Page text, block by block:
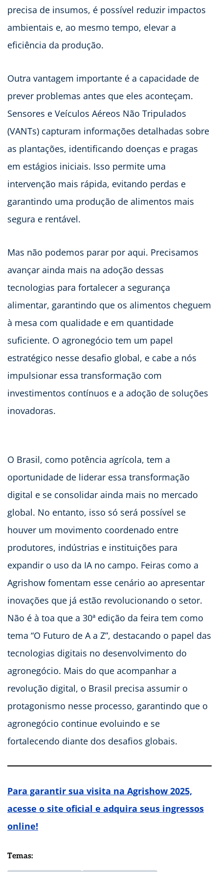
precisa de insumos, é possível reduzir impactos
ambientais e, ao mesmo tempo, elevar a
eficiência da produção.
Outra vantagem importante é a capacidade de
prever problemas antes que eles aconteçam.
Sensores e Veículos Aéreos Não Tripulados
(VANTs) capturam informações detalhadas sobre
as plantações, identificando doenças e pragas
em estágios iniciais. Isso permite uma
intervenção mais rápida, evitando perdas e
garantindo uma produção de alimentos mais
segura e rentável.
Mas não podemos parar por aqui. Precisamos
avançar ainda mais na adoção dessas
tecnologias para fortalecer a segurança
alimentar, garantindo que os alimentos cheguem
à mesa com qualidade e em quantidade
suficiente. O agronegócio tem um papel
estratégico nesse desafio global, e cabe a nós
impulsionar essa transformação com
investimentos contínuos e a adoção de soluções
inovadoras.
O Brasil, como potência agrícola, tem a
oportunidade de liderar essa transformação
digital e se consolidar ainda mais no mercado
global. No entanto, isso só será possível se
houver um movimento coordenado entre
produtores, indústrias e instituições para
expandir o uso da IA no campo. Feiras como a
Agrishow fomentam esse cenário ao apresentar
inovações que já estão revolucionando o setor.
Não é à toa que a 30ª edição da feira tem como
tema “O Futuro de A a Z”, destacando o papel das
tecnologias digitais no desenvolvimento do
agronegócio. Mais do que acompanhar a
revolução digital, o Brasil precisa assumir o
protagonismo nesse processo, garantindo que o
agronegócio continue evoluindo e se
fortalecendo diante dos desafios globais.
Para garantir sua visita na Agrishow 2025,
acesse o site oficial e adquira seus ingressos
online!
Temas: